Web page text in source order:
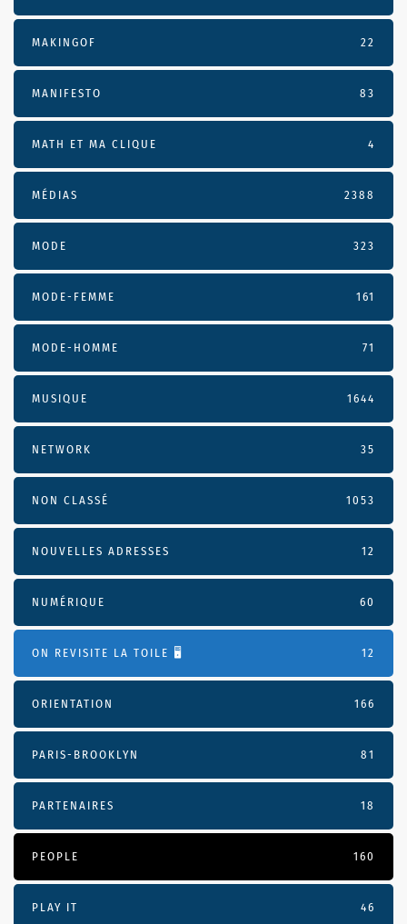
MAKINGOF 22
MANIFESTO 83
MATH ET MA CLIQUE 4
MÉDIAS 2388
MODE 323
MODE-FEMME 161
MODE-HOMME 71
MUSIQUE 1644
NETWORK 35
NON CLASSÉ 1053
NOUVELLES ADRESSES 12
NUMÉRIQUE 60
ON REVISITE LA TOILE 🖥️ 12
ORIENTATION 166
PARIS-BROOKLYN 81
PARTENAIRES 18
PEOPLE 160
PLAY IT 46